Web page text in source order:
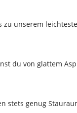
unserem
du von glattem
stets genug